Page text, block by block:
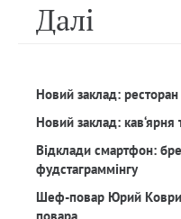
Далi
Новий заклад:
Новий заклад:
Відклади смартфон:
фудстаграммінгу
Шеф-повар Юрий